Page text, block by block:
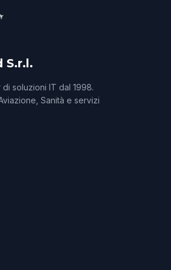
S.r.l.
soluzioni IT dal 1998.
Sanità e servizi